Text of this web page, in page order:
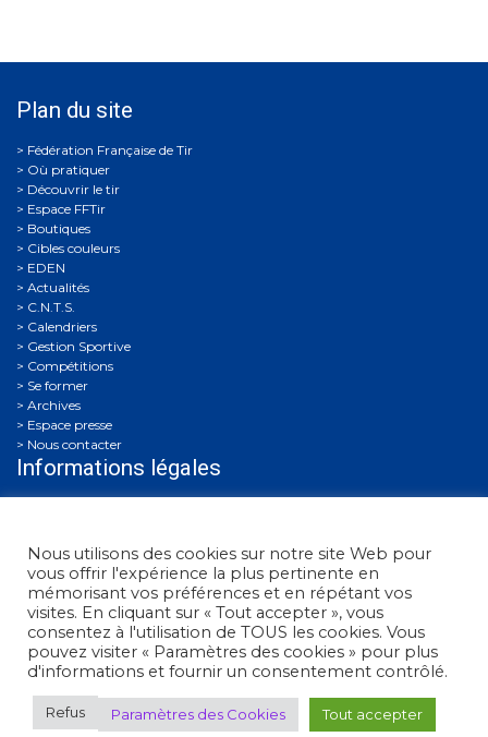
Plan du site
Où pratiquer
Découvrir le tir
Espace FFTir
Boutiques
Cibles couleurs
EDEN
Actualités
C.N.T.S.
Calendriers
Gestion Sportive
Compétitions
Se former
Archives
Espace presse
Nous contacter
Informations légales
Conditions générales d’utilisation
Fédération Française de Tir • 38, rue Brunel - 75017 Paris
Nous utilisons des cookies sur notre site Web pour
vous offrir l'expérience la plus pertinente en
mémorisant vos préférences et en répétant vos
visites. En cliquant sur « Tout accepter », vous
consentez à l'utilisation de TOUS les cookies. Vous
pouvez visiter « Paramètres des cookies » pour plus
d'informations et fournir un consentement contrôlé.
Refus Paramètres des Cookies Tout accepter